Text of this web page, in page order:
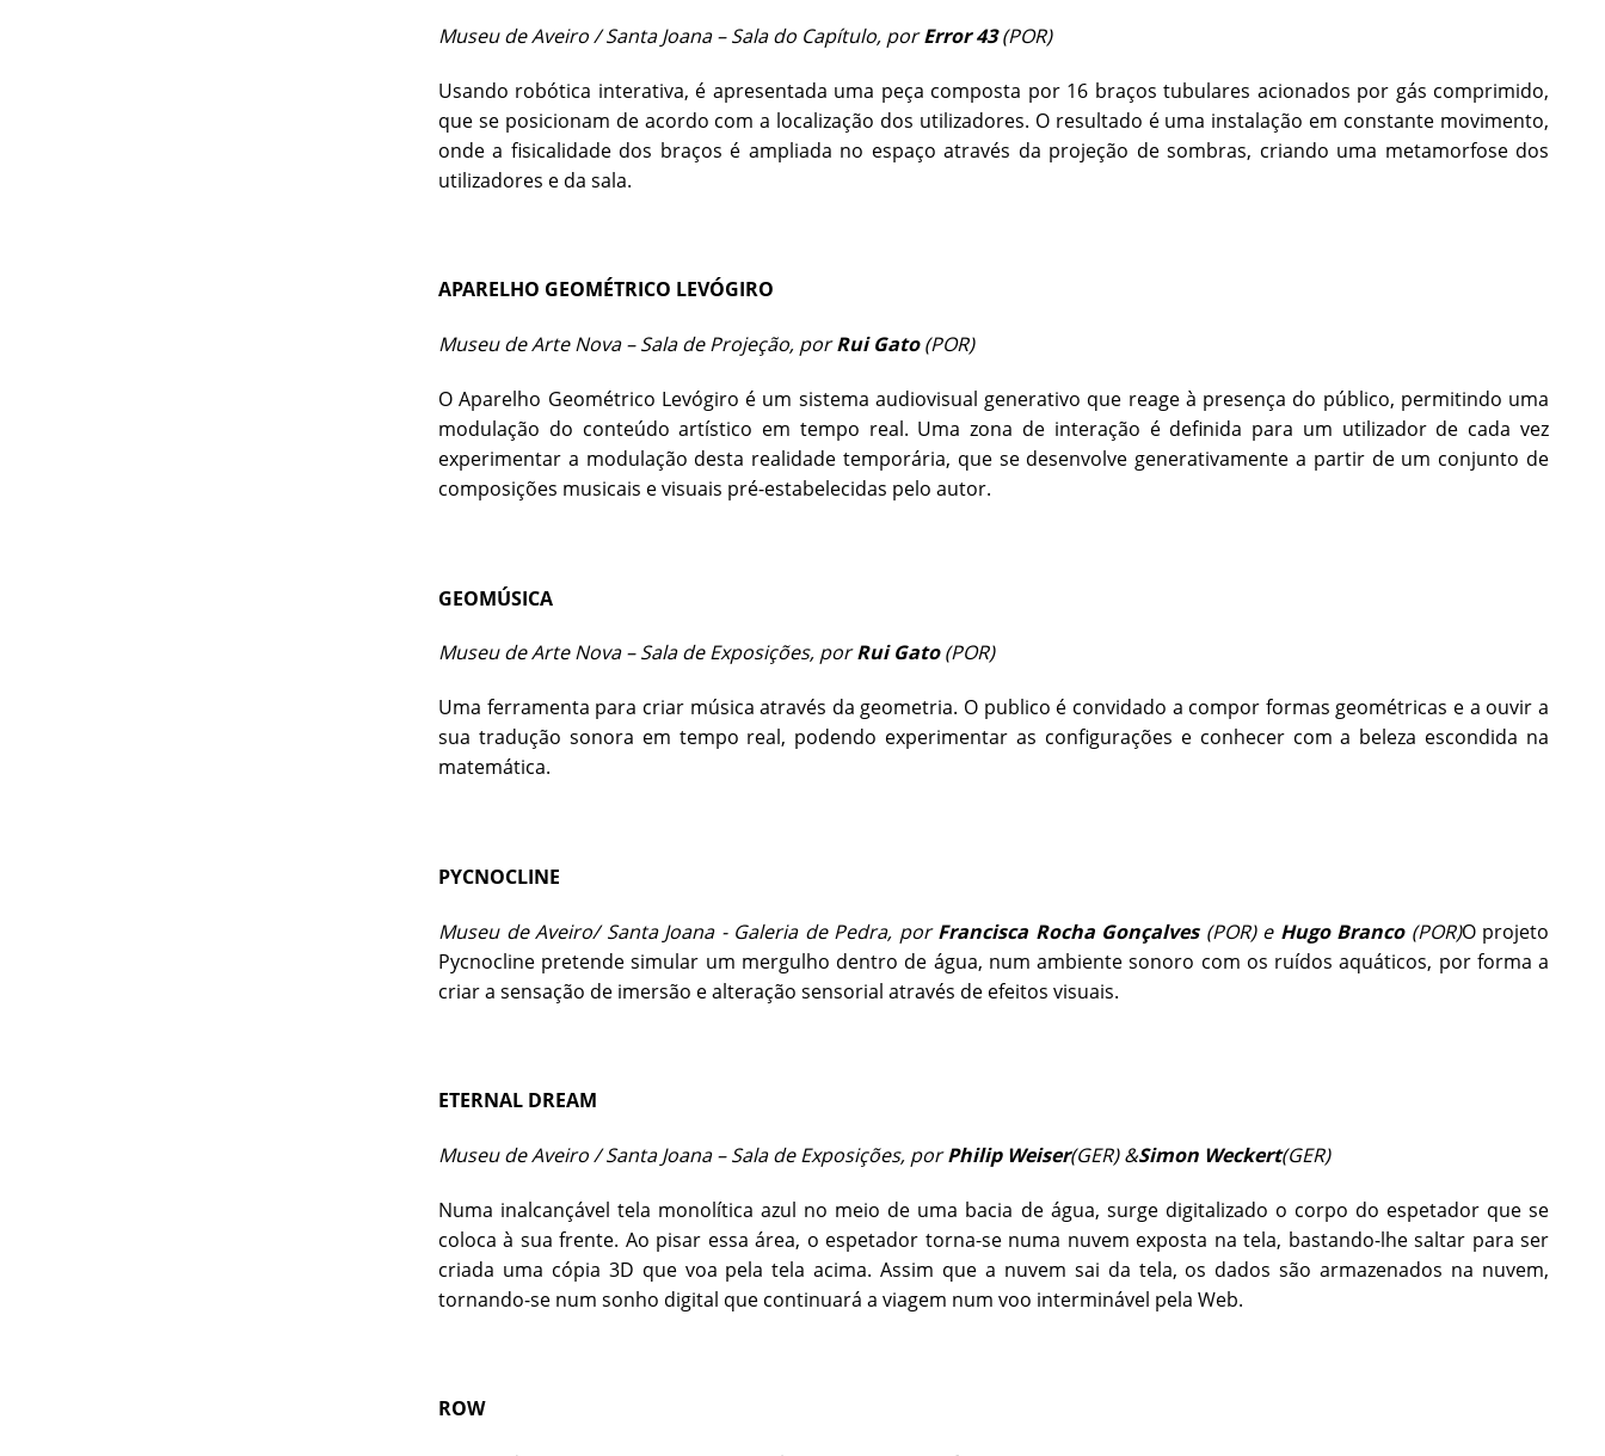
Museu de Aveiro / Santa Joana – Sala do Capítulo, porError 43(POR)
Usando robótica interativa, é apresentada uma peça composta por 16 braços tubulares acionados por gás comprimido,
que se posicionam de acordo com a localização dos utilizadores. O resultado é uma instalação em constante movimento,
onde a fisicalidade dos braços é ampliada no espaço através da projeção de sombras, criando uma metamorfose dos
utilizadores e da sala.
APARELHO GEOMÉTRICO LEVÓGIRO
Museu de Arte Nova – Sala de Projeção, porRui Gato(POR)
O Aparelho Geométrico Levógiro é um sistema audiovisual generativo que reage à presença do público, permitindo uma
modulação do conteúdo artístico em tempo real. Uma zona de interação é definida para um utilizador de cada vez
experimentar a modulação desta realidade temporária, que se desenvolve generativamente a partir de um conjunto de
composições musicais e visuais pré-estabelecidas pelo autor.
GEOMÚSICA
Museu de Arte Nova – Sala de Exposições, porRui Gato(POR)
Uma ferramenta para criar música através da geometria. O publico é convidado a compor formas geométricas e a ouvir a
sua tradução sonora em tempo real, podendo experimentar as configurações e conhecer com a beleza escondida na
matemática.
PYCNOCLINE
Museu de Aveiro/ Santa Joana - Galeria de Pedra, porFrancisca Rocha Gonçalves(POR) eHugo Branco(POR)O projeto
Pycnocline pretende simular um mergulho dentro de água, num ambiente sonoro com os ruídos aquáticos, por forma a
criar a sensação de imersão e alteração sensorial através de efeitos visuais.
ETERNAL DREAM
Museu de Aveiro / Santa Joana – Sala de Exposições, porPhilip Weiser(GER) &Simon Weckert(GER)
Numa inalcançável tela monolítica azul no meio de uma bacia de água, surge digitalizado o corpo do espetador que se
coloca à sua frente. Ao pisar essa área, o espetador torna-se numa nuvem exposta na tela, bastando-lhe saltar para ser
criada uma cópia 3D que voa pela tela acima. Assim que a nuvem sai da tela, os dados são armazenados na nuvem,
tornando-se num sonho digital que continuará a viagem num voo interminável pela Web.
ROW